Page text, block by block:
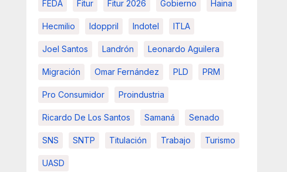
FEDA Fitur Fitur 2026 Gobierno Haina
Hecmilio Idoppril Indotel ITLA
Joel Santos Landrón Leonardo Aguilera
Migración Omar Fernández PLD PRM
Pro Consumidor Proindustria
Ricardo De Los Santos Samaná Senado
SNS SNTP Titulación Trabajo Turismo
UASD